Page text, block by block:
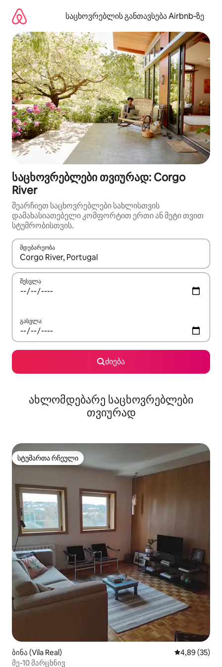
გადასვლა
საცხოვრებლის განთავსება Airbnb‑ზე
საცხოვრებლები თვიურად: Corgo
River
შეარჩიეთ საცხოვრებლები სახლისთვის
დამახასიათებელი კომფორტით ერთი ან მეტი თვით
სტუმრობისთვის.
მდებარეობა
როცა შედეგები ხელმისაწვდომი გახდება, ნავიგაციისთვის
შესვლა
გასვლა
ძიება
ახლომდებარე საცხოვრებლები
თვიურად
სტუმართა რჩეული
სტუმართა რჩეული
ბინა (Vila Real) საშუალო
4,89 (35)
მე-10 მარცხნივ